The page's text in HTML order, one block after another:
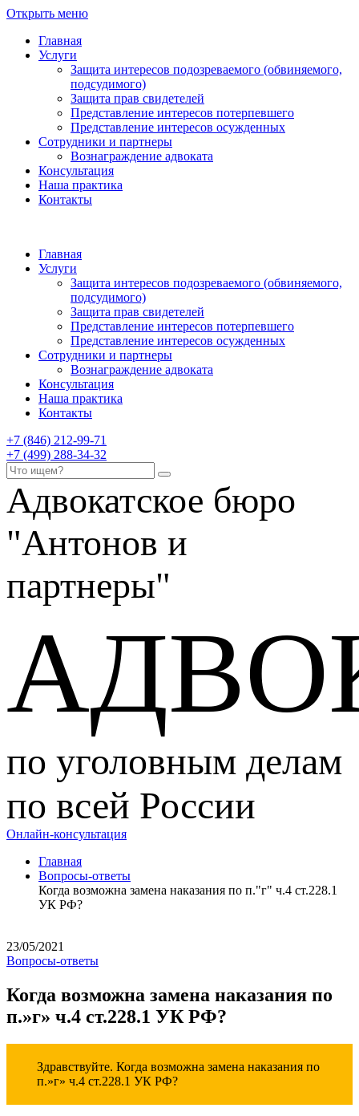
Открыть меню
Главная
Услуги
Защита интересов подозреваемого (обвиняемого,
подсудимого)
Защита прав свидетелей
Представление интересов потерпевшего
Представление интересов осужденных
Сотрудники и партнеры
Вознаграждение адвоката
Консультация
Наша практика
Контакты
Главная
Услуги
Защита интересов подозреваемого (обвиняемого,
подсудимого)
Защита прав свидетелей
Представление интересов потерпевшего
Представление интересов осужденных
Сотрудники и партнеры
Вознаграждение адвоката
Консультация
Наша практика
Контакты
+7 (846) 212-99-71
+7 (499) 288-34-32
Адвокатское бюро
"Антонов и
партнеры"
по уголовным делам
по всей России
Онлайн-консультация
Главная
Вопросы-ответы
Когда возможна замена наказания по п."г" ч.4 ст.228.1
УК РФ?
23/05/2021
Вопросы-ответы
Когда возможна замена наказания по
п.»г» ч.4 ст.228.1 УК РФ?
Здравствуйте. Когда возможна замена наказания по
п.»г» ч.4 ст.228.1 УК РФ?